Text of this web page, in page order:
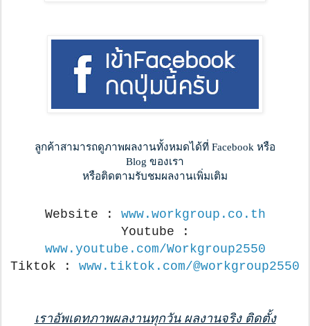
ลูกค้าสามารถดูภาพผลงานทั้งหมดได้ที่ Facebook หรือ
Blog ของเรา
หรือติดตามรับชมผลงานเพิ่มเติม
Website : www.workgroup.co.th
Youtube :
www.youtube.com/Workgroup2550
Tiktok : www.tiktok.com/@workgroup2550
เราอัพเดทภาพผลงานทุกวัน ผลงานจริง ติดตั้ง